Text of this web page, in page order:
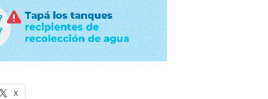
X